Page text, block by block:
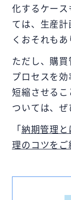
化するケー
ては、生産
くおそれもあ
ただし、購
プロセスを
短縮させる
ついては、ぜ
「納期管理
理のコツをご